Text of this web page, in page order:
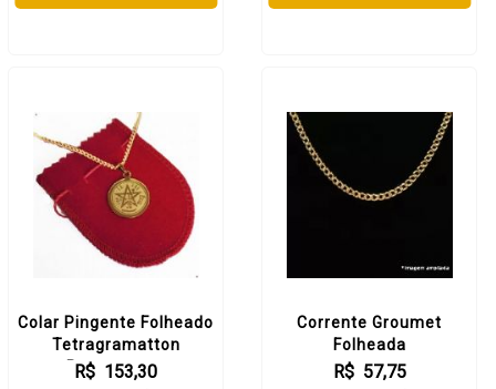
Colar Pingente Folheado
Tetragramatton
Pentagrama
R$ 153,30
Corrente Groumet
Folheada
R$ 57,75